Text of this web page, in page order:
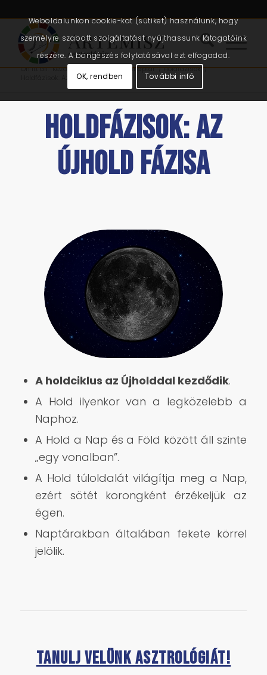
Ön itt áll: Kezdőlap Holdnaptár /Holdfázisok /
Holdfázisok: Az újhold fázisa
HOLDFÁZISOK: AZ
ÚJHOLD FÁZISA
A holdciklus az Újholddal kezdődik.
A Hold ilyenkor van a legközelebb a
Naphoz.
A Hold a Nap és a Föld között áll szinte
„egy vonalban”.
A Hold túloldalát világítja meg a Nap,
ezért sötét korongként érzékeljük az
égen.
Naptárakban általában fekete körrel
jelölik.
Tanulj velünk asztrológiát!
Weboldalunkon cookie-kat (sütiket) használunk, hogy
személyre szabott szolgáltatást nyújthassunk látogatóink
részére. A böngészés folytatásával ezt elfogadod.
OK, rendben További infó